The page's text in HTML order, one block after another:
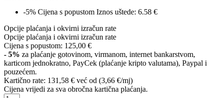
-5% Cijena s popustom Iznos uštede: 6.58 €
Opcije plaćanja i okvirni izračun rate
Opcije plaćanja i okvirni izračun rate
Cijena s popustom: 125,00 €
- 5% za plaćanje gotovinom, virmanom, internet bankarstvom,
karticom jednokratno, PayCek (plaćanje kripto valutama), Paypal i
pouzećem.
Kartično rate: 131,58 € već od (3,66 €/mj)
Cijena vrijedi za sva obročna kartična plaćanja.